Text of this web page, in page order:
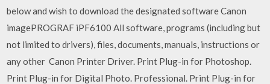
below and wish to download the designated software Canon
imagePROGRAF iPF6100 All software, programs (including but
not limited to drivers), files, documents, manuals, instructions or
any other Canon Printer Driver. Print Plug-in for Photoshop.
Print Plug-in for Digital Photo. Professional. Print Plug-in for